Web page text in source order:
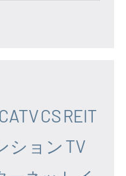
CATVCSREIT
ション TV